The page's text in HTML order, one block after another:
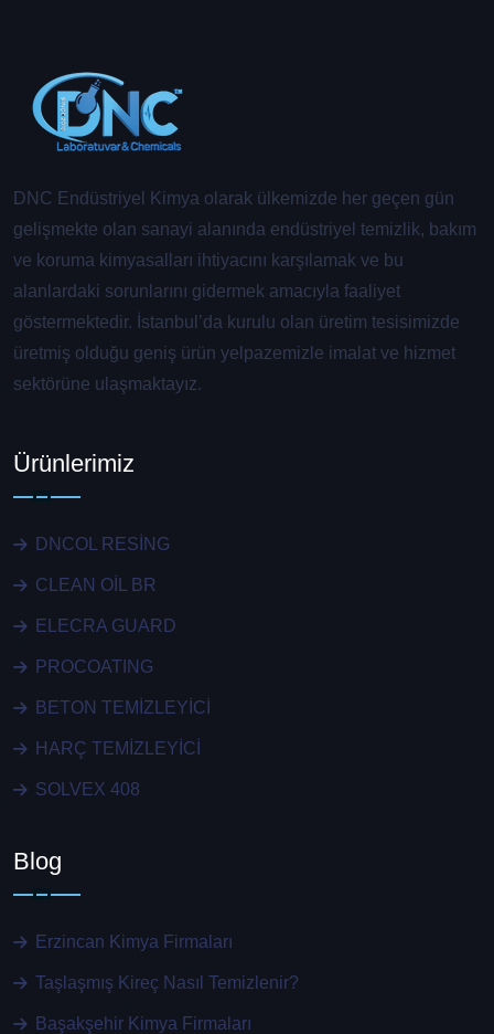
DNC Endüstriyel Kimya olarak ülkemizde her geçen gün
gelişmekte olan sanayi alanında endüstriyel temizlik, bakım
ve koruma kimyasalları ihtiyacını karşılamak ve bu
alanlardaki sorunlarını gidermek amacıyla faaliyet
göstermektedir. İstanbul’da kurulu olan üretim tesisimizde
üretmiş olduğu geniş ürün yelpazemizle imalat ve hizmet
sektörüne ulaşmaktayız.
Ürünlerimiz
DNCOL RESİNG
CLEAN OİL BR
ELECRA GUARD
PROCOATING
BETON TEMİZLEYİCİ
HARÇ TEMİZLEYİCİ
SOLVEX 408
Blog
Erzincan Kimya Firmaları
Taşlaşmış Kireç Nasıl Temizlenir?
Başakşehir Kimya Firmaları